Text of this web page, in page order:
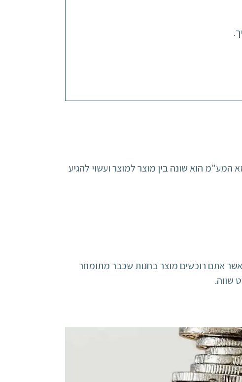
המע"מ הוא 17 אחוז מסך הקניה, וברומא המע"מ הוא שונה בין מוצר למוצר ועשוי להגיע
אתם רוכשים מוצר בחנות שכבר מתומחר
שווה.